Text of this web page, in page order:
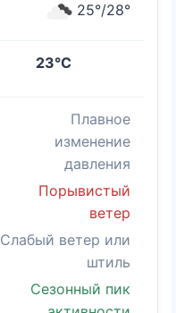
25°/28°
23°C
Плавное
изменение
давления
Порывистый
ветер
Слабый ветер или
штиль
Сезонный пик